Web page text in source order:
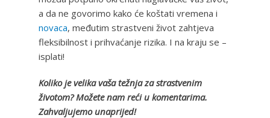
a da ne govorimo kako će koštati vremena i
novaca, međutim strastveni život zahtjeva
fleksibilnost i prihvaćanje rizika. I na kraju se –
isplati!
Koliko je velika vaša težnja za strastvenim
životom? Možete nam reći u komentarima.
Zahvaljujemo unaprijed!